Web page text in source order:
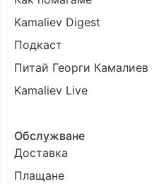
Kamaliev Digest
Подкаст
Питай Георги Камалиев
Kamaliev Live
Обслужване
Доставка
Плащане